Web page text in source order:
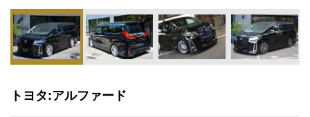
トヨタ:アルファード